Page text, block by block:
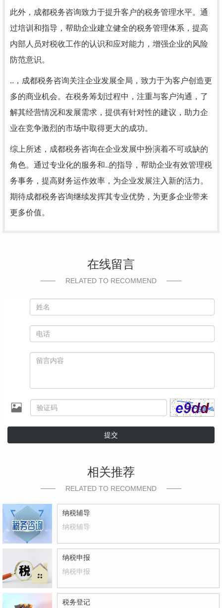
此外，成都税务咨询致力于提升客户的税务管理水平。通
过培训和指导，帮助企业建立健全的税务管理体系，提高
内部人员对税收工作的认识和应对能力，增强企业的风险
防范意识。
..，成都税务咨询关注企业发展全局，致力于为客户创造更
多的商业机会。在税务筹划过程中，注重与客户沟通，了
解其经营情况和发展需求，提供有针对性的建议，助力企
业在竞争激烈的市场中取得更大的成功。
综上所述，成都税务咨询在企业发展中扮演着不可或缺的
角色。通过专业化的服务和..的指导，帮助企业有效管理税
务事务，提高财务运作效率，为企业发展注入新的活力。
期待成都税务咨询继续发挥其专业优势，为更多企业带来
更多价值。
在线留言
RELATED TO RECOMMEND
提交
相关推荐
RELATED TO RECOMMEND
纳税辅导
纳税辅导
纳税申报
纳税申报
税务登记